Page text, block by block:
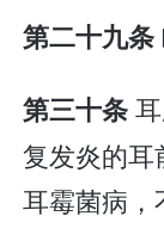
第二十九条
第三十条
复发炎的耳
耳霉菌病，